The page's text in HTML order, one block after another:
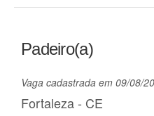
Padeiro(a)
Vaga cadastrada em 09/08/
Fortaleza - CE